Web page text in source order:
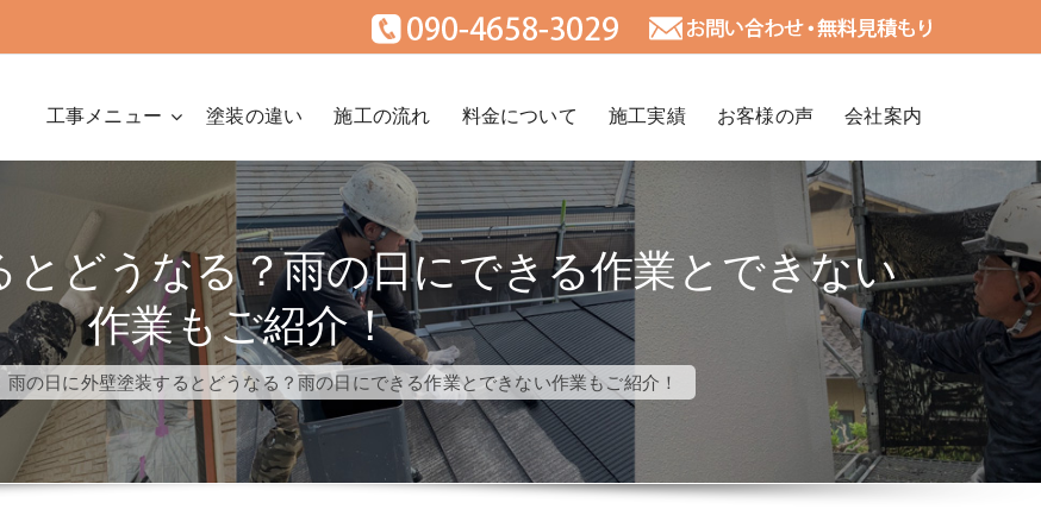
工事メニュー 塗装の違い 施工の流れ 料金について 施工実績 お客様の声 会社案内
とどうなる？雨の日にできる作業とできない
作業もご紹介！
雨の日に外壁塗装するとどうなる？雨の日にできる作業とできない作業もご紹介！